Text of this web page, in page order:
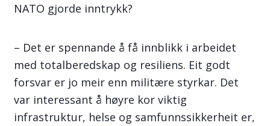
NATO gjorde inntrykk?
– Det er spennande å få innblikk i arbeidet
med totalberedskap og resiliens. Eit godt
forsvar er jo meir enn militære styrkar. Det
var interessant å høyre kor viktig
infrastruktur, helse og samfunnssikkerheit er,